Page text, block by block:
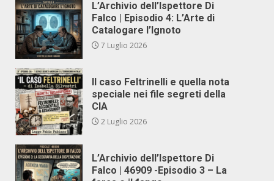
L’Archivio dell’Ispettore Di
Falco | Episodio 4: L’Arte di
Catalogare l’Ignoto
7 Luglio 2026
Il caso Feltrinelli e quella nota
speciale nei file segreti della
CIA
2 Luglio 2026
L’Archivio dell’Ispettore Di
Falco | 46909 -Episodio 3 – La